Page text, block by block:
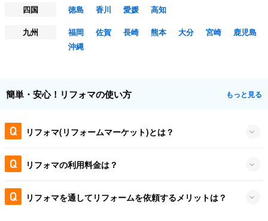
四国
徳島 香川 愛媛
高知
九州
福岡 佐賀 長崎 熊本 大分 宮崎
鹿児島
沖縄
簡単・安心！リフォマの使い方 もっと見る
リフォマ(リフォームマーケット)とは？
リフォマの利用料金は？
リフォマを通してリフォームを依頼するメリットは？